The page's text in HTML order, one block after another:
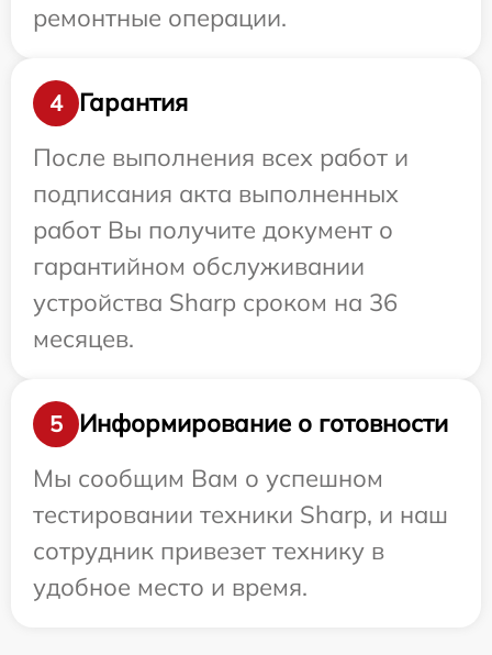
ремонтные операции.
4
Гарантия
После выполнения всех работ и
подписания акта выполненных
работ Вы получите документ о
гарантийном обслуживании
устройства Sharp сроком на 36
месяцев.
5
Информирование о готовности
Мы сообщим Вам о успешном
тестировании техники Sharp, и наш
сотрудник привезет технику в
удобное место и время.